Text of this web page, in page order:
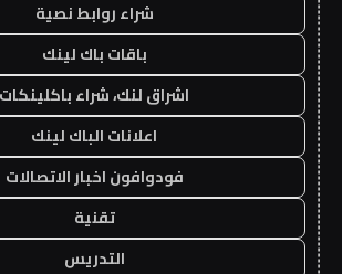
شراء روابط نصية
باقات باك لينك
اشراق لنك، شراء باكلينكات
اعلانات الباك لينك
فودوافون اخبار الاتصالات
تقنية
التدريس